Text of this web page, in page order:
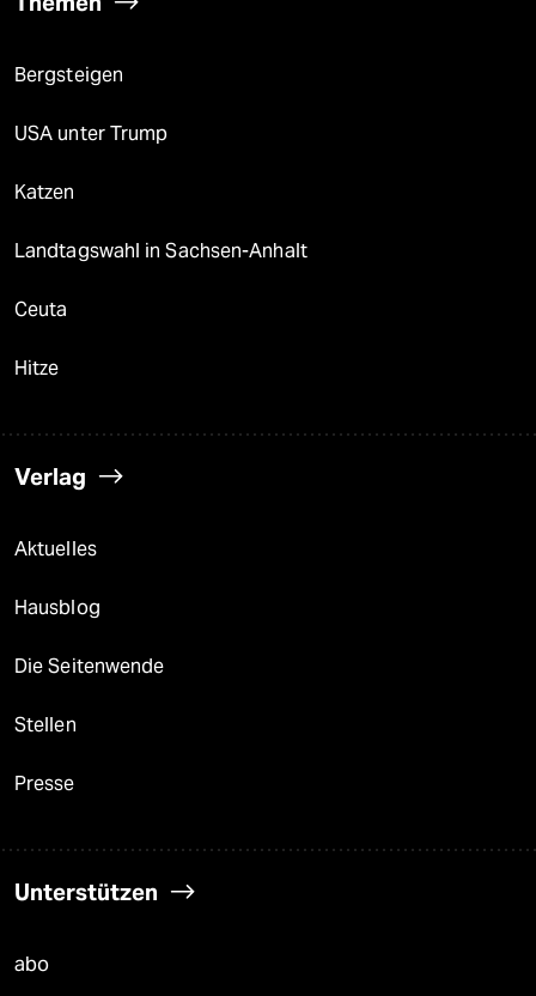
Bergsteigen
USA unter Trump
Katzen
Landtagswahl in Sachsen-Anhalt
Ceuta
Hitze
Verlag
Aktuelles
Hausblog
Die Seitenwende
Stellen
Presse
Unterstützen
abo